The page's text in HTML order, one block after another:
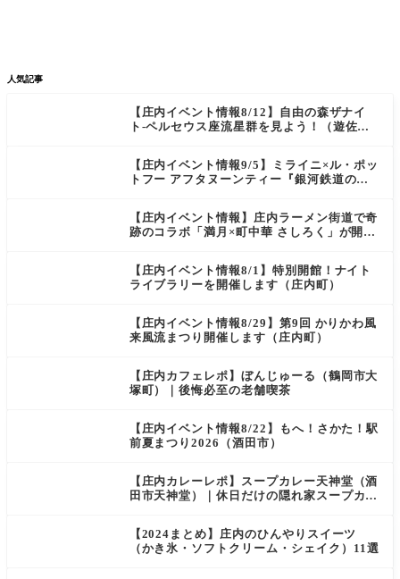
人気記事
【庄内イベント情報8/12】自由の森ザナイ
ト-ペルセウス座流星群を見よう！（遊佐
【庄内イベント情報9/5】ミライニ×ル・ポッ
トフー アフタヌーンティー『銀河鉄道の
【庄内イベント情報】庄内ラーメン街道で奇
跡のコラボ「満月×町中華 さしろく」が開催
【庄内イベント情報8/1】特別開館！ナイト
ライブラリーを開催します（庄内町）
【庄内イベント情報8/29】第9回 かりかわ風
来風流まつり開催します（庄内町）
【庄内カフェレポ】ぼんじゅーる（鶴岡市大
塚町）｜後悔必至の老舗喫茶
【庄内イベント情報8/22】もへ！さかた！駅
前夏まつり2026（酒田市）
【庄内カレーレポ】スープカレー天神堂（酒
田市天神堂）｜休日だけの隠れ家スープカレ
【2024まとめ】庄内のひんやりスイーツ
（かき氷・ソフトクリーム・シェイク）11選